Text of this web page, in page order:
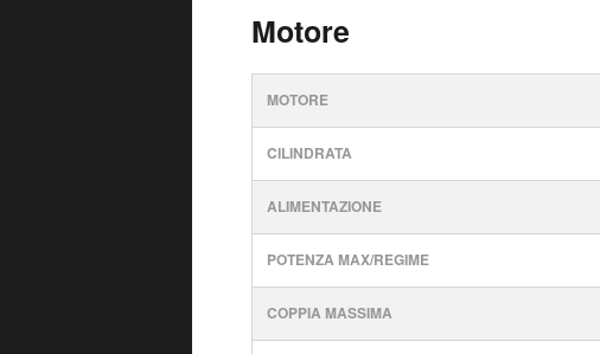
Motore
MOTORE
CILINDRATA
ALIMENTAZIONE
POTENZA MAX/REGIME
COPPIA MASSIMA